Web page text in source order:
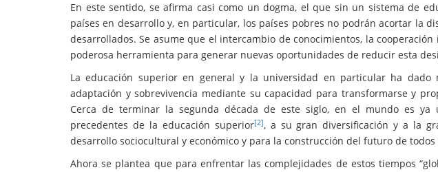
En este sentido, se afirma casi como un dogma, el que sin un sistema de
países en desarrollo y, en particular, los países pobres no podrán acortar la
desarrollados. Se asume que el intercambio de conocimientos, la
poderosa herramienta para generar nuevas oportunidades de reducir esta
La educación superior en general y la universidad en particular ha dado
adaptación y sobrevivencia mediante su capacidad para transformarse y
Cerca de terminar la segunda década de este siglo, en el mundo es
precedentes de la educación superior[2], a su gran diversificación y a la
desarrollo sociocultural y económico y para la construcción del futuro de todos
Ahora se plantea que para enfrentar las complejidades de estos tiempos